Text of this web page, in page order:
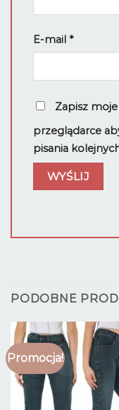
E-mail *
Zapisz
przeglądarce
pisania
PODOBNE
Promocja!